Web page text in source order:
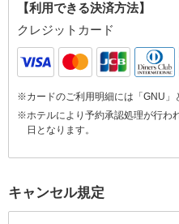
【利用できる決済方法】
クレジットカード
※カードのご利用明細には「GNU」
※ホテルにより予約承認処理が行わ
日となります。
キャンセル規定